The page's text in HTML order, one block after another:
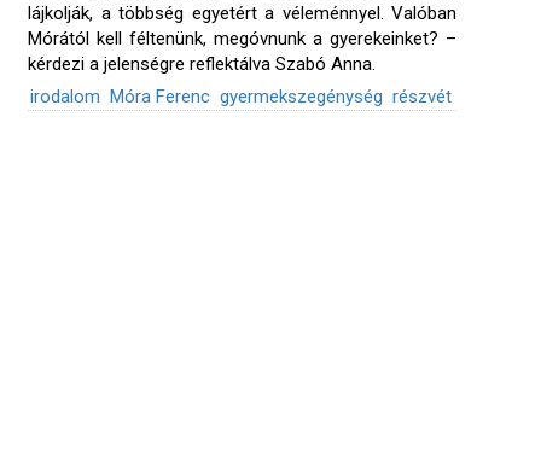
lájkolják, a többség egyetért a véleménnyel. Valóban
Mórától kell féltenünk, megóvnunk a gyerekeinket? –
kérdezi a jelenségre reflektálva Szabó Anna.
irodalom Móra Ferenc gyermekszegénység részvét